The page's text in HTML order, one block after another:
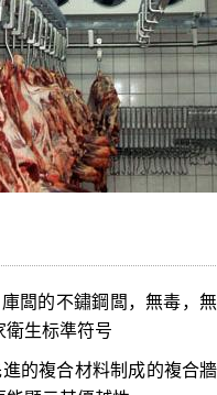
闆的不鏽鋼闆，無毒，
衛生标準符号
的複合材料制成的複合